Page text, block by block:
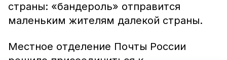
страны: «бандероль» отправится
маленьким жителям далекой страны.
Местное отделение Почты России